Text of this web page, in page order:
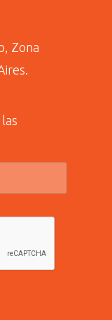
Zona